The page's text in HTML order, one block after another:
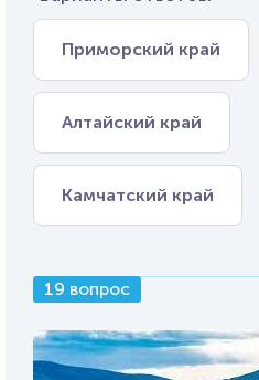
Приморский край
Алтайский край
Камчатский край
19 вопрос